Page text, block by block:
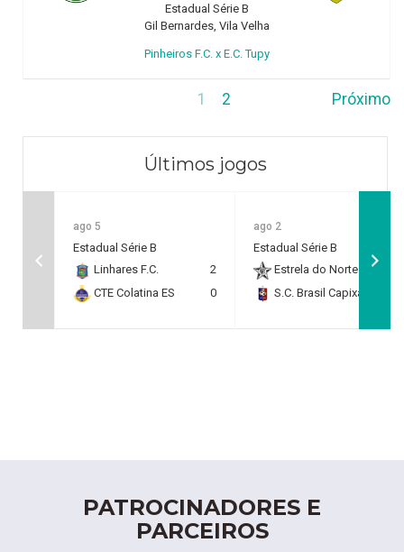
Estadual Série B
Gil Bernardes, Vila Velha
Pinheiros F.C. x E.C. Tupy
1 2 Próximo
Últimos jogos
ago 5
Estadual Série B
Linhares F.C.
2
CTE Colatina ES
0
ago 2
Estadual Série B
Estrela do Norte F.C.
S.C. Brasil Capixaba
PATROCINADORES E
PARCEIROS